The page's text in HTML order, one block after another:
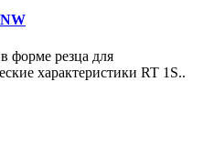
форме резца для
характеристики RT 1S..